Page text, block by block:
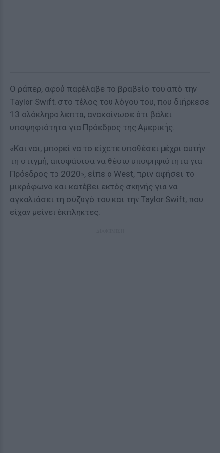
Ο ράπερ, αφού παρέλαβε το βραβείο του από την
Τaylor Swift, στο τέλος του λόγου του, που διήρκεσε
13 ολόκληρα λεπτά, ανακοίνωσε ότι βάλει
υποψηφιότητα για Πρόεδρος της Αμερικής.
«Και ναι, μπορεί να το είχατε υποθέσει μέχρι αυτήν
τη στιγμή, αποφάσισα να θέσω υποψηφιότητα για
Πρόεδρος το 2020», είπε ο West, πριν αφήσει το
μικρόφωνο και κατέβει εκτός σκηνής για να
αγκαλιάσει τη σύζυγό του και την Taylor Swift, που
είχαν μείνει έκπληκτες.